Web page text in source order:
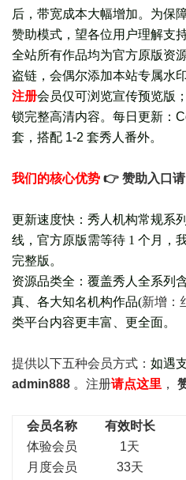
后，带宽成本大幅增加。为保
赞助模式，望各位用户理解支持
全站所有作品均为官方原版资
盗链，会偶尔添加本站专属水印
注册会员仅可浏览宣传预览版 ；
锁完整高清内容。每日更新：
套， 搭配 1-2 套秀人番外。
我们的核心优势 👉 赞助入口
更新速度快：秀人机构常规系列
线，官方原版需等待 1 个月，
完整版。
资源品类全：覆盖秀人全系列
真、各大知名机构作品(新增：
类平台内容更丰富、更全面。
提供以下五种会员方式： 如遇
admin888 。注册请点这里 ，
会员名称 有效时长
体验会员
1天
月度会员
33天